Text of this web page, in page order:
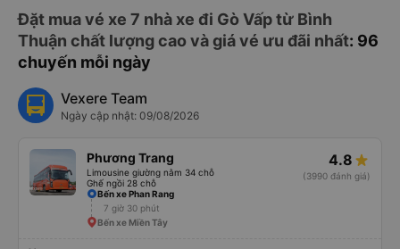
Đặt mua vé xe 7 nhà xe đi Gò Vấp từ Bình
Thuận chất lượng cao và giá vé ưu đãi nhất: 96
chuyến mỗi ngày
Vexere Team
Ngày cập nhật: 09/08/2026
Phương Trang
Limousine giường nằm 34 chỗ
Ghế ngồi 28 chỗ
4.8
(3990 đánh giá)
Bến xe Phan Rang
7 giờ 30 phút
Bến xe Miền Tây